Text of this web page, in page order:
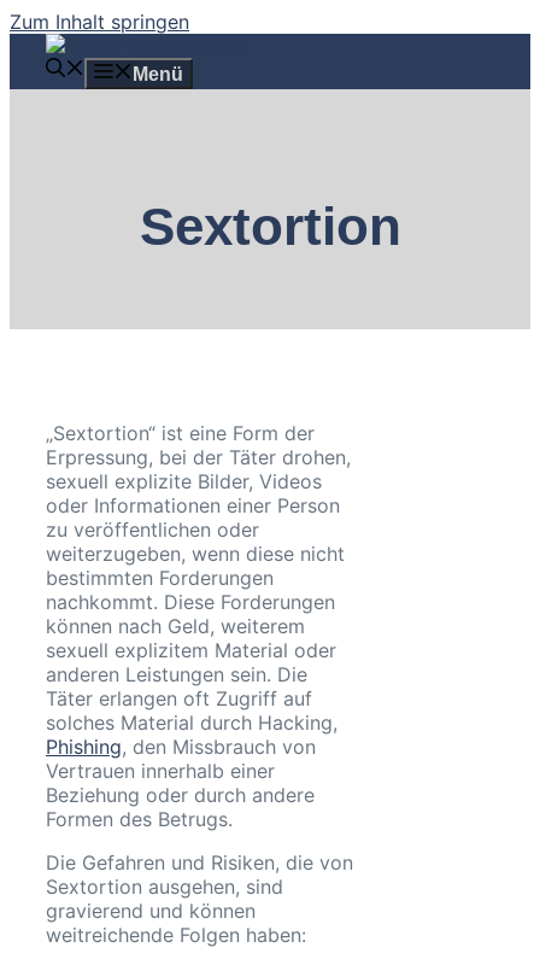
Zum Inhalt springen
Menü
Sextortion
„Sextortion“ ist eine Form der
Erpressung, bei der Täter drohen,
sexuell explizite Bilder, Videos
oder Informationen einer Person
zu veröffentlichen oder
weiterzugeben, wenn diese nicht
bestimmten Forderungen
nachkommt. Diese Forderungen
können nach Geld, weiterem
sexuell explizitem Material oder
anderen Leistungen sein. Die
Täter erlangen oft Zugriff auf
solches Material durch Hacking,
Phishing, den Missbrauch von
Vertrauen innerhalb einer
Beziehung oder durch andere
Formen des Betrugs.
Die Gefahren und Risiken, die von
Sextortion ausgehen, sind
gravierend und können
weitreichende Folgen haben: